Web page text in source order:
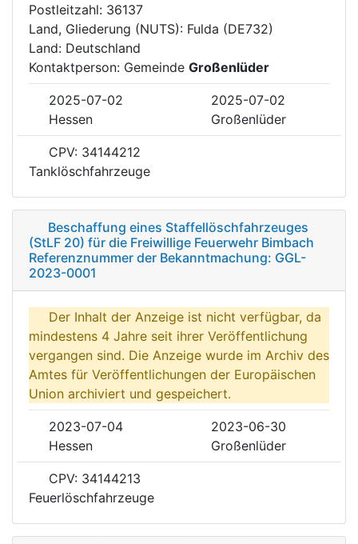
Postleitzahl: 36137
Land, Gliederung (NUTS): Fulda (DE732)
Land: Deutschland
Kontaktperson: Gemeinde Großenlüder
2025-07-02
2025-07-02
Hessen
Großenlüder
CPV: 34144212
Tanklöschfahrzeuge
Beschaffung eines Staffellöschfahrzeuges
(StLF 20) für die Freiwillige Feuerwehr Bimbach
Referenznummer der Bekanntmachung: GGL-
2023-0001
Der Inhalt der Anzeige ist nicht verfügbar, da
mindestens 4 Jahre seit ihrer Veröffentlichung
vergangen sind. Die Anzeige wurde im Archiv des
Amtes für Veröffentlichungen der Europäischen
Union archiviert und gespeichert.
2023-07-04
2023-06-30
Hessen
Großenlüder
CPV: 34144213
Feuerlöschfahrzeuge